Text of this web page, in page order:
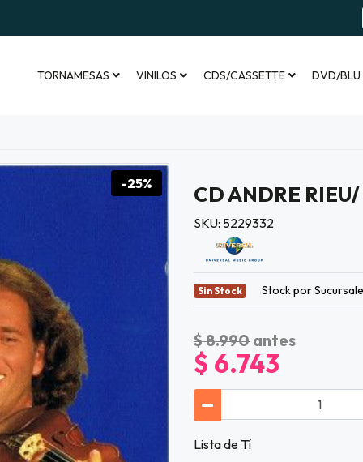
TORNAMESAS VINILOS CDS/CASSETTE DVD/BLU
-25% CD ANDRE
SKU: 5229332
Sin Stock Stock por
$ 8.990 antes
$ 6.743
Lista de Tí